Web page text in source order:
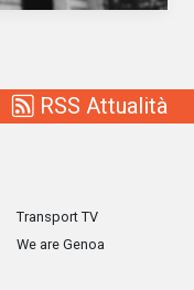
RSS Attualità
Transport TV
We are Genoa